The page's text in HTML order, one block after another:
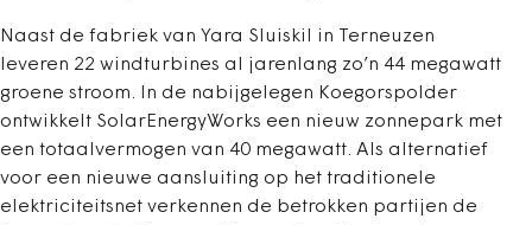
Naast de fabriek van Yara Sluiskil in Terneuzen
leveren 22 windturbines al jarenlang zo’n 44 megawatt
groene stroom. In de nabijgelegen Koegorspolder
ontwikkelt SolarEnergyWorks een nieuw zonnepark met
een totaalvermogen van 40 megawatt. Als alternatief
voor een nieuwe aansluiting op het traditionele
elektriciteitsnet verkennen de betrokken partijen de